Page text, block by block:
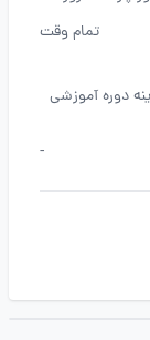
تمام وقت
دوره آموزشی
-